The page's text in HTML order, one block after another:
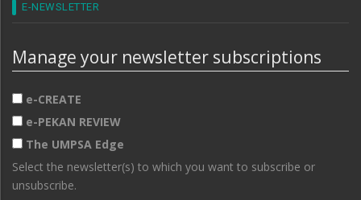
E-NEWSLETTER
Manage your newsletter subscriptions
e-CREATE
e-PEKAN REVIEW
The UMPSA Edge
Select the newsletter(s) to which you want to subscribe or
unsubscribe.